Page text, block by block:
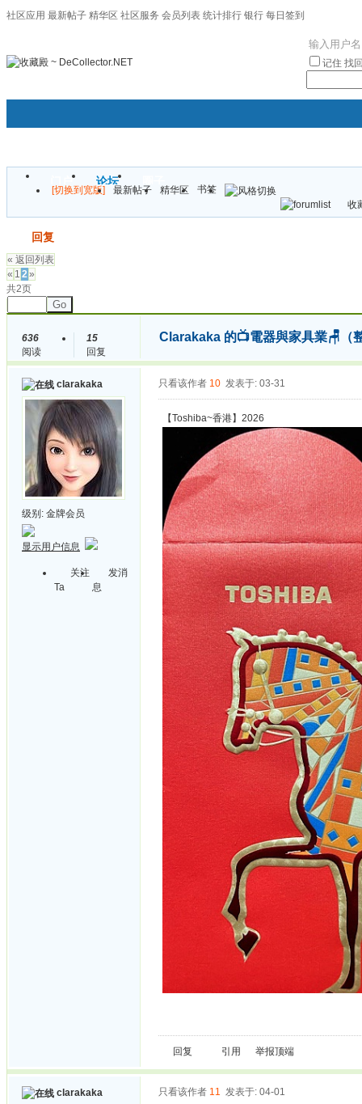
社区应用 最新帖子 精华区 社区服务 会员列表 统计排行 银行 每日签到
记住 找
门户 论坛
[切换到宽版] 最新帖子 精华区
书签
收
回复
« 返回列表
« 1 2»
共2页
Go
636
阅读
15
回复
Clarakaka 的📺電器與家具業🪑（
clarakaka
级别: 金牌会员
显示用户信息
关注
Ta
发消
息
只看该作者 10 发表于: 03-31
【Toshiba~香港】2026
回复 引用 举报顶端
clarakaka 只看该作者 11 发表于: 04-01